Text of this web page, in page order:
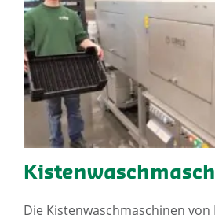
Die Kistenwaschmaschinen von